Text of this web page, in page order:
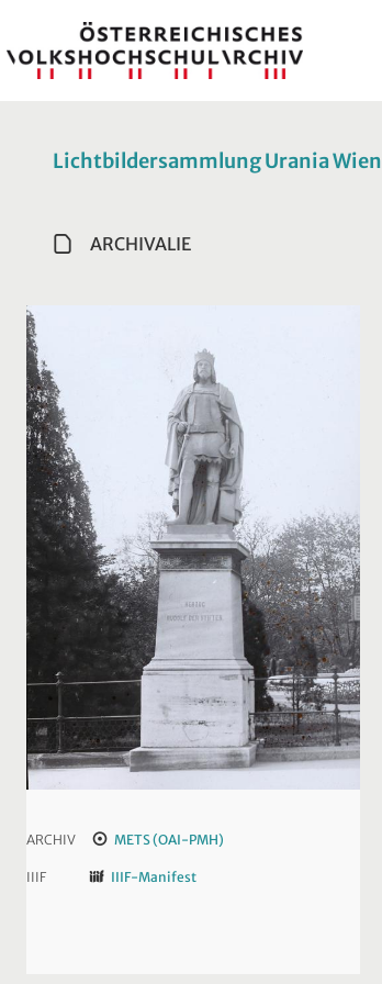
Lichtbildersammlung Urania Wien
ARCHIVALIE
ARCHIV METS (OAI-PMH)
IIIF IIIF-Manifest